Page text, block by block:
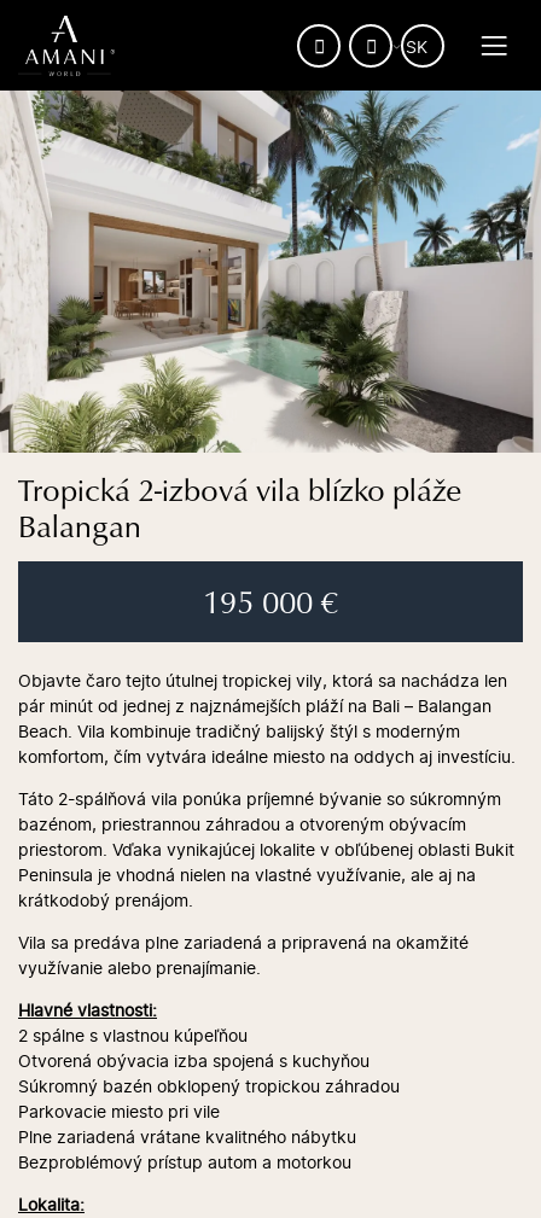
Tropická 2-izbová vila blízko pláže
Balangan
195 000 €
Objavte čaro tejto útulnej tropickej vily, ktorá sa nachádza len
pár minút od jednej z najznámejších pláží na Bali – Balangan
Beach. Vila kombinuje tradičný balijský štýl s moderným
komfortom, čím vytvára ideálne miesto na oddych aj investíciu.
Táto 2-spálňová vila ponúka príjemné bývanie so súkromným
bazénom, priestrannou záhradou a otvoreným obývacím
priestorom. Vďaka vynikajúcej lokalite v obľúbenej oblasti Bukit
Peninsula je vhodná nielen na vlastné využívanie, ale aj na
krátkodobý prenájom.
Vila sa predáva plne zariadená a pripravená na okamžité
využívanie alebo prenajímanie.
Hlavné vlastnosti:
2 spálne s vlastnou kúpeľňou
Otvorená obývacia izba spojená s kuchyňou
Súkromný bazén obklopený tropickou záhradou
Parkovacie miesto pri vile
Plne zariadená vrátane kvalitného nábytku
Bezproblémový prístup autom a motorkou
Lokalita: